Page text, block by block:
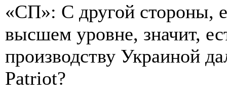
«СП»: С другой стороны,
высшем уровне, значит,
производству Украиной
Patriot?